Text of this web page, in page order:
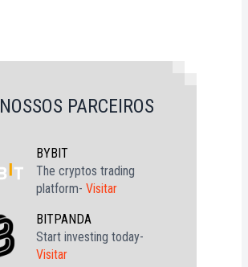
NOSSOS PARCEIROS
BYBIT
The cryptos trading
platform- Visitar
BITPANDA
Start investing today-
Visitar